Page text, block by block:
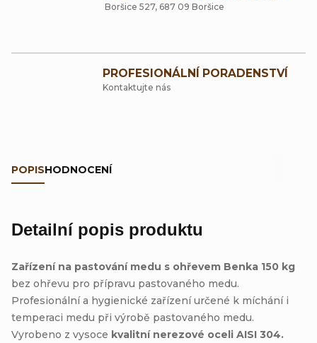
Boršice 527, 687 09 Boršice
PROFESIONÁLNÍ PORADENSTVÍ
Kontaktujte nás
POPISHODNOCENÍ
Detailní popis produktu
Zařízení na pastování medu s ohřevem Benka 150 kg
bez ohřevu pro přípravu pastovaného medu.
Profesionální a hygienické zařízení určené k míchání i
temperaci medu při výrobě pastovaného medu.
Vyrobeno z vysoce kvalitní nerezové oceli AISI 304.